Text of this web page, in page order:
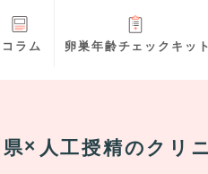
コラム 卵巣年齢チェックキット
人工授精のクリ